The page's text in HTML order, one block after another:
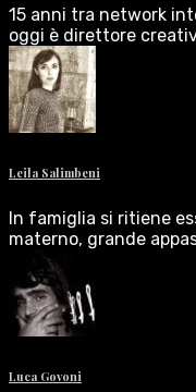
15 anni tra network
oggi è direttore
Leila Salimbeni
In famiglia si ritiene
materno, grande
Luca Govoni